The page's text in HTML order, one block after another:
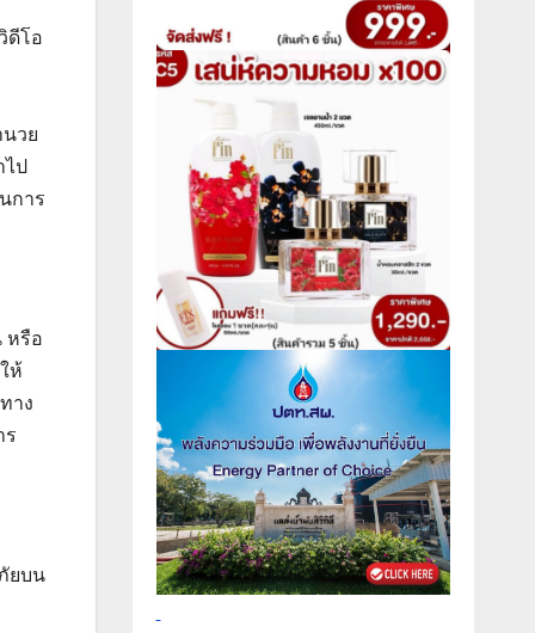
ดีโอ
วย
ป
การ
หรือ
ห้
าง
ร
ยบน